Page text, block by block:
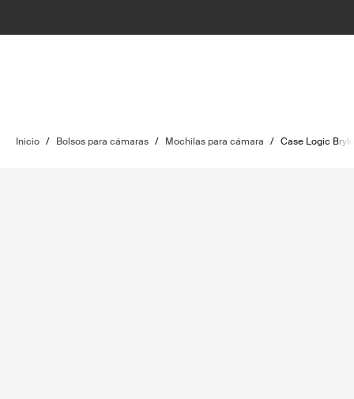
Inicio / Bolsos para cámaras / Mochilas para cámara / Case Logic